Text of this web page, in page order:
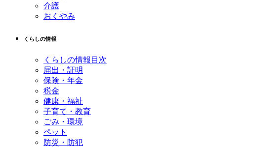
介護
おくやみ
くらしの情報
くらしの情報目次
届出・証明
保険・年金
税金
健康・福祉
子育て・教育
ごみ・環境
ペット
防災・防犯